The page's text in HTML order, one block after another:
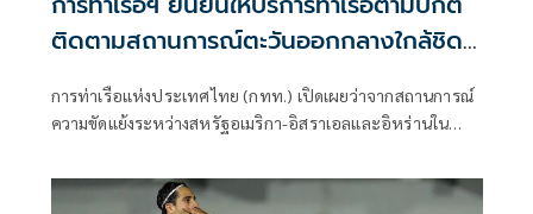
ติดตามสถานการณ์ตะวันออกกลางใกล้ชิด
ไม่กระทบภารกิจหลัก
การท่าเรือแห่งประเทศไทย (กทท.) เปิดเผยว่าจากสถานการณ์
ความขัดแย้งระหว่างสหรัฐอเมริกา-อิสราเอลและอิหร่านใน
และต้นทุนการขนส่งทางทะเลในระดับสากล ซึ่งอาจเกี่ยวข้องกับ
การบริหารจัดการเส้นทางเดินเรือระหว่างประเทศ กทท.